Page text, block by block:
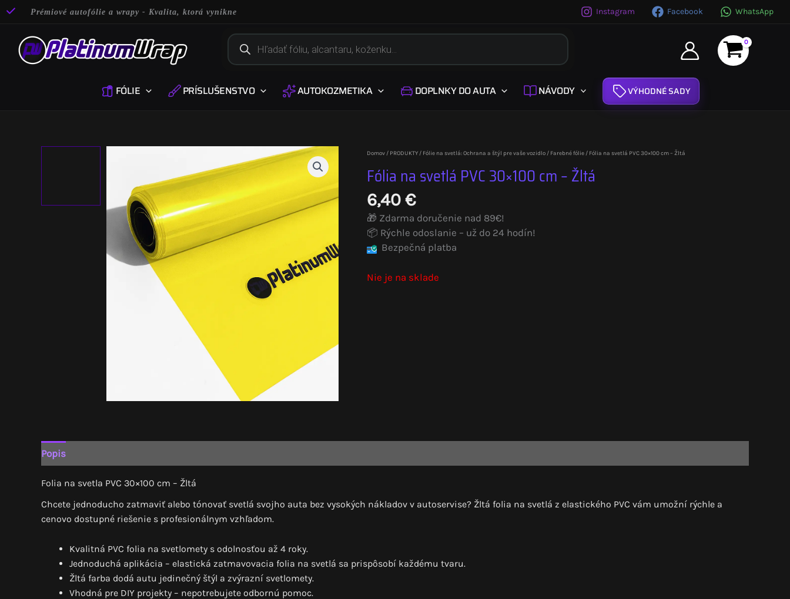
Preskočiť
obsah
Prémiové autofólie a wrapy - Kvalita, ktorá vynikne Instagram Facebook WhatsApp
Products
search
FÓLIE PRÍSLUŠENSTVO AUTOKOZMETIKA DOPLNKY DO AUTA NÁVODY VÝHODNÉ SADY
Domov/ PRODUKTY/ Fólie na svetlá: Ochrana a štýl pre vaše vozidlo/ Farebné fólie/ Fólia na svetlá PVC 30×100 cm – Žltá
Fólia na svetlá PVC 30×100 cm – Žltá
6,40€
🎁 Zdarma doručenie nad 89€!
📦 Rýchle odoslanie – už do 24 hodín!
Bezpečná platba
Nie je na sklade
Popis
Folia na svetla PVC 30×100 cm – Žltá
Chcete jednoducho zatmaviť alebo tónovať svetlá svojho auta bez vysokých nákladov v autoservise? Žltá folia na svetlá z elastického PVC vám umožní rýchle a
cenovo dostupné riešenie s profesionálnym vzhľadom.
Kvalitná PVC folia na svetlomety s odolnosťou až 4 roky.
Jednoduchá aplikácia – elastická zatmavovacia folia na svetlá sa prispôsobí každému tvaru.
Žltá farba dodá autu jedinečný štýl a zvýrazní svetlomety.
Vhodná pre DIY projekty – nepotrebujete odbornú pomoc.